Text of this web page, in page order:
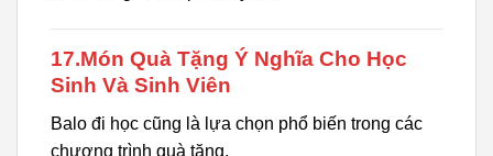
17.Món Quà Tặng Ý Nghĩa Cho Học
Sinh Và Sinh Viên
Balo đi học cũng là lựa chọn phổ biến trong các
chương trình quà tặng.